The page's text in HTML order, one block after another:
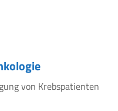
von Krebspatienten